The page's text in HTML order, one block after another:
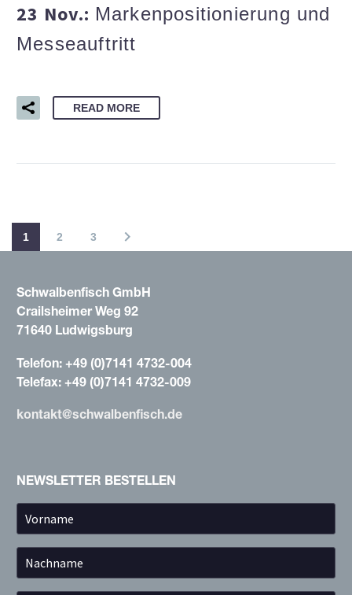
23 Nov.: Markenpositionierung und
Messeauftritt
READ MORE
1 2 3
Schwalbenfisch GmbH
Crailsheimer Weg 92
71640 Ludwigsburg
Telefon: +49 (0)7141 4732-004
Telefax: +49 (0)7141 4732-009
kontakt@schwalbenfisch.de
NEWSLETTER BESTELLEN